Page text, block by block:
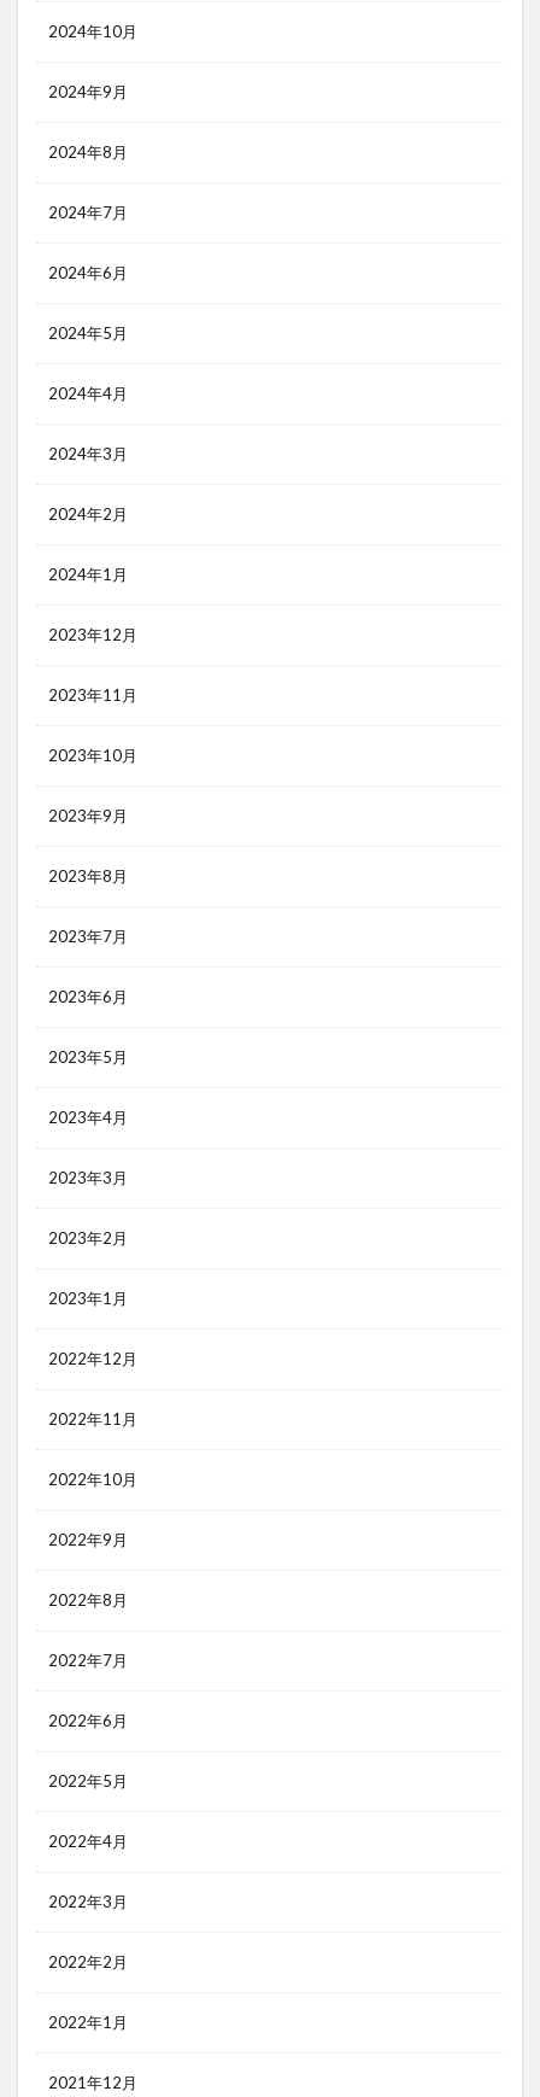
2024年10月
2024年9月
2024年8月
2024年7月
2024年6月
2024年5月
2024年4月
2024年3月
2024年2月
2024年1月
2023年12月
2023年11月
2023年10月
2023年9月
2023年8月
2023年7月
2023年6月
2023年5月
2023年4月
2023年3月
2023年2月
2023年1月
2022年12月
2022年11月
2022年10月
2022年9月
2022年8月
2022年7月
2022年6月
2022年5月
2022年4月
2022年3月
2022年2月
2022年1月
2021年12月